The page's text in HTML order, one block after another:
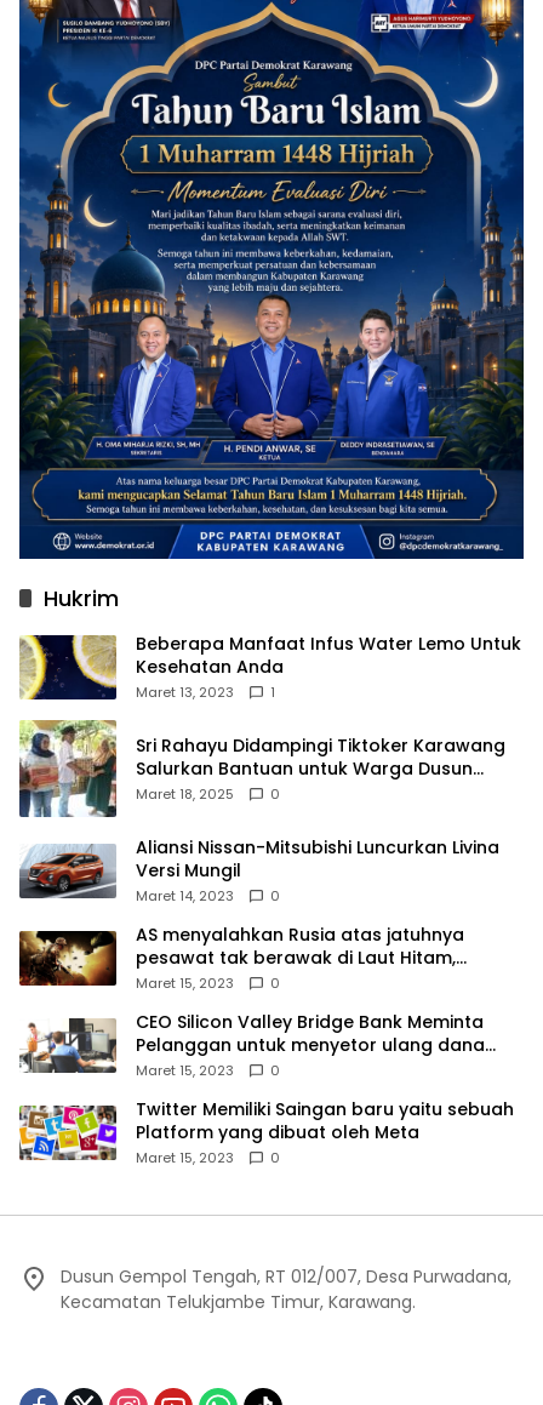
Hukrim
Beberapa Manfaat Infus Water Lemo Untuk
Kesehatan Anda
Maret 13, 2023 1
Sri Rahayu Didampingi Tiktoker Karawang
Salurkan Bantuan untuk Warga Dusun
Kampek Desa Karangligar
Maret 18, 2025 0
Aliansi Nissan-Mitsubishi Luncurkan Livina
Versi Mungil
Maret 14, 2023 0
AS menyalahkan Rusia atas jatuhnya
pesawat tak berawak di Laut Hitam,
Moskow menyangkal
Maret 15, 2023 0
CEO Silicon Valley Bridge Bank Meminta
Pelanggan untuk menyetor ulang dana
Mereka
Maret 15, 2023 0
Twitter Memiliki Saingan baru yaitu sebuah
Platform yang dibuat oleh Meta
Maret 15, 2023 0
Dusun Gempol Tengah, RT 012/007, Desa Purwadana,
Kecamatan Telukjambe Timur, Karawang.